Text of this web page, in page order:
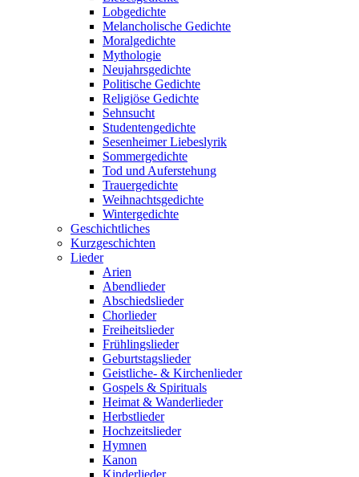
Lobgedichte
Melancholische Gedichte
Moralgedichte
Mythologie
Neujahrsgedichte
Politische Gedichte
Religiöse Gedichte
Sehnsucht
Studentengedichte
Sesenheimer Liebeslyrik
Sommergedichte
Tod und Auferstehung
Trauergedichte
Weihnachtsgedichte
Wintergedichte
Geschichtliches
Kurzgeschichten
Lieder
Arien
Abendlieder
Abschiedslieder
Chorlieder
Freiheitslieder
Frühlingslieder
Geburtstagslieder
Geistliche- & Kirchenlieder
Gospels & Spirituals
Heimat & Wanderlieder
Herbstlieder
Hochzeitslieder
Hymnen
Kanon
Kinderlieder